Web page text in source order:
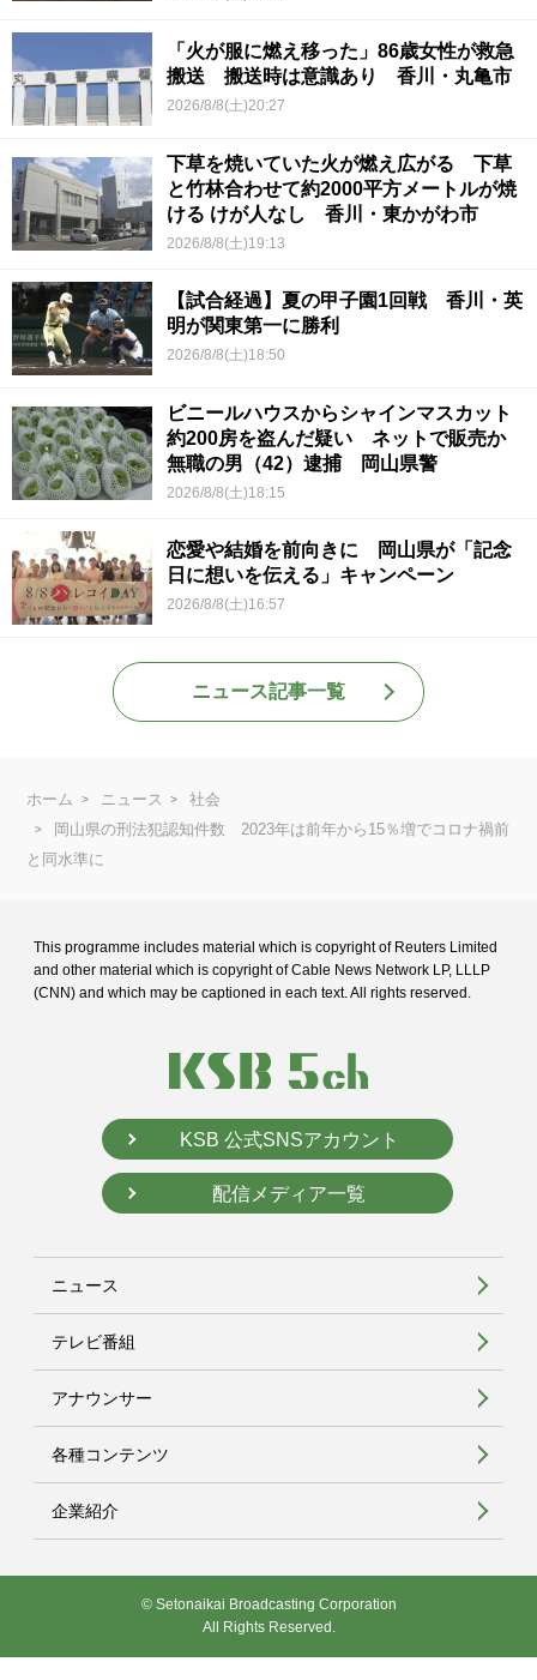
「火が服に燃え移った」86歳女性が救急
搬送 搬送時は意識あり 香川・丸亀市
2026/8/8(土)20:27
下草を焼いていた火が燃え広がる 下草
と竹林合わせて約2000平方メートルが焼
ける けが人なし 香川・東かがわ市
2026/8/8(土)19:13
【試合経過】夏の甲子園1回戦 香川・英
明が関東第一に勝利
2026/8/8(土)18:50
ビニールハウスからシャインマスカット
約200房を盗んだ疑い ネットで販売か
無職の男（42）逮捕 岡山県警
2026/8/8(土)18:15
恋愛や結婚を前向きに 岡山県が「記念
日に想いを伝える」キャンペーン
2026/8/8(土)16:57
ニュース記事一覧
ホーム ニュース
社会
岡山県の刑法犯認知件数 2023年は前年から15％増でコロナ禍前
と同水準に
This programme includes material which is copyright of Reuters Limited
and other material which is copyright of Cable News Network LP, LLLP
(CNN) and which may be captioned in each text. All rights reserved.
KSB 公式SNSアカウント
配信メディア一覧
ニュース
テレビ番組
アナウンサー
各種コンテンツ
企業紹介
© Setonaikai Broadcasting Corporation
All Rights Reserved.